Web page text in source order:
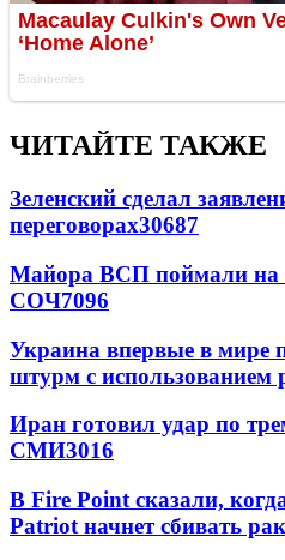
ЧИТАЙТЕ ТАКЖЕ
Зеленский сделал
переговорах30687
Майора ВСП поймали
СОЧ7096
Украина впервые в мире
штурм с использованием
Иран готовил удар по
СМИ3016
В Fire Point сказали,
Patriot начнет сбивать